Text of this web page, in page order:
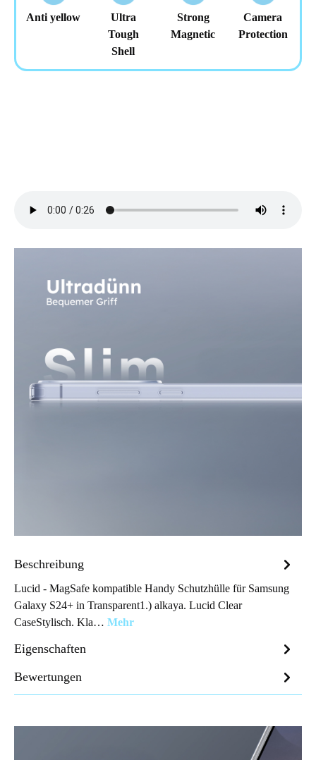
Anti yellow
Ultra
Tough
Shell
Strong
Magnetic
Camera
Protection
Beschreibung
Lucid - MagSafe kompatible Handy Schutzhülle für Samsung
Galaxy S24+ in Transparent1.) alkaya. Lucid Clear
CaseStylisch. Kla… Mehr
Eigenschaften
Bewertungen